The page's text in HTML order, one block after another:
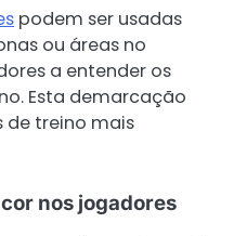
podem ser usadas
ou áreas no
a entender os
Esta demarcação
de treino mais
nos jogadores